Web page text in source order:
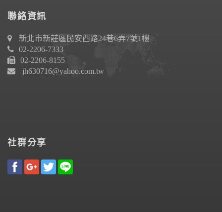
聯絡資訊
新北市新莊區民安西路24巷6弄7號1樓
02-2206-7333
02-2206-8155
jh630716@yahoo.com.tw
社群分享